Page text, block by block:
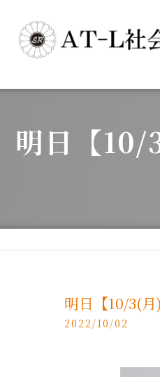
明日【
明日【10/3(
2022/10/02